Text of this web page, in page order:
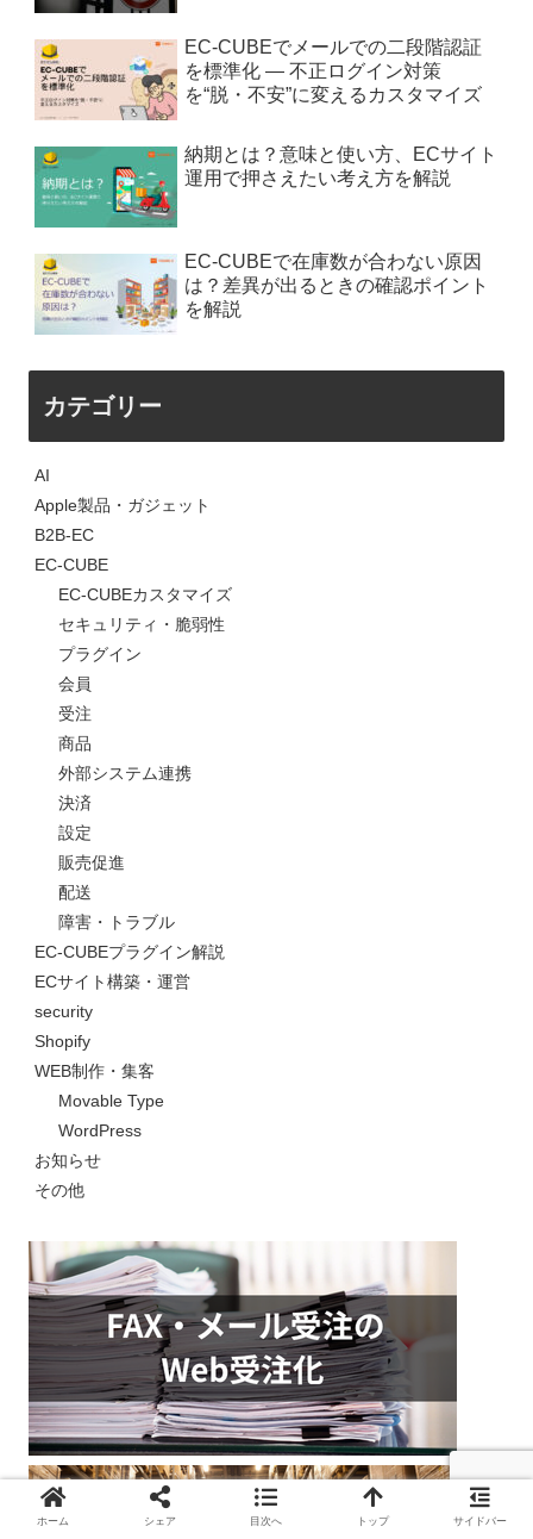
EC-CUBEでメールでの二段階認証
を標準化 — 不正ログイン対策
を“脱・不安”に変えるカスタマイズ
納期とは？意味と使い方、ECサイト
運用で押さえたい考え方を解説
EC-CUBEで在庫数が合わない原因
は？差異が出るときの確認ポイント
を解説
カテゴリー
AI
Apple製品・ガジェット
B2B-EC
EC-CUBE
EC-CUBEカスタマイズ
セキュリティ・脆弱性
プラグイン
会員
受注
商品
外部システム連携
決済
設定
販売促進
配送
障害・トラブル
EC-CUBEプラグイン解説
ECサイト構築・運営
security
Shopify
WEB制作・集客
Movable Type
WordPress
お知らせ
その他
ホーム シェア 目次へ トップ サイドバー